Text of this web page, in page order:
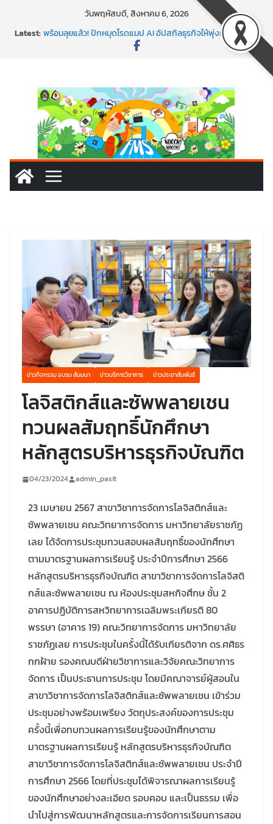
วันพฤหัสบดี, สิงหาคม 6, 2026
Latest:พร้อมลุยแล้ว! ปักหมุดโรดแมป AI อัปสกิลธุรกิจให้พุ่งทะยาน
พาธุรกิจท้องถิ่นสู่ตลาดโลก ด้วยเทคโนโลยี AI!
นอกจากเทคโนโลยีจะล้ำ หัวใจคนทำธุรกิจก็ต้องสตรอง!
ข่าวกิจกรรม อบรม สัมมนา ข่าวบริการวิชาการ ข่าวประชาสัมพันธ์
โลจิสติกส์และซัพพลายเชน
ทวนผลสัมฤทธิ์นักศึกษา
หลักสูตรบริหารธุรกิจบัณฑิต
04/23/2024 admin_pasit
23 เมษายน 2567 สาขาวิชาการจัดการโลจิสติกส์และ
ซัพพลายเชน คณะวิทยาการจัดการ มหาวิทยาลัยราชภัฏ
เลย ได้จัดการประชุมทวนสอบผลสัมฤทธิ์ของนักศึกษา
ตามมาตรฐานผลการเรียนรู้ ประจำปีการศึกษา 2566
หลักสูตรบริหารธุรกิจบัณฑิต สาขาวิชาการจัดการโลจิสติ
กส์และซัพพลายเชน ณ ห้องประชุมสหกิจศึกษ ชั้น 2
อาคารปฏิบัติการสหวิทยาการเฉลิมพระเกียรติ 80
พรรษา (อาคาร 19) คณะวิทยาการจัดการ มหาวิทยาลัย
ราชภัฏเลย การประชุมในครั้งนี้ได้รับเกียรติจาก ดร.ศศิธร
กกฝ้าย รองคณบดีฝ่ายวิชาการและวิจัยคณะวิทยาการ
จัดการ เป็นประธานการประชุม โดยมีคณาจารย์ผู้สอนใน
สาขาวิชาการจัดการโลจิสติกส์และซัพพลายเชน เข้าร่วม
ประชุมอย่างพร้อมเพรียง วัตถุประสงค์ของการประชุม
ครั้งนี้เพื่อทบทวนผลการเรียนรู้ของนักศึกษาตาม
มาตรฐานผลการเรียนรู้ หลักสูตรบริหารธุรกิจบัณฑิต
สาขาวิชาการจัดการโลจิสติกส์และซัพพลายเชน ประจำปี
การศึกษา 2566 โดยที่ประชุมได้พิจารณาผลการเรียนรู้
ของนักศึกษาอย่างละเอียด รอบคอบ และเป็นธรรม เพื่อ
นำไปสู่การพัฒนาหลักสูตรและการจัดการเรียนการสอน